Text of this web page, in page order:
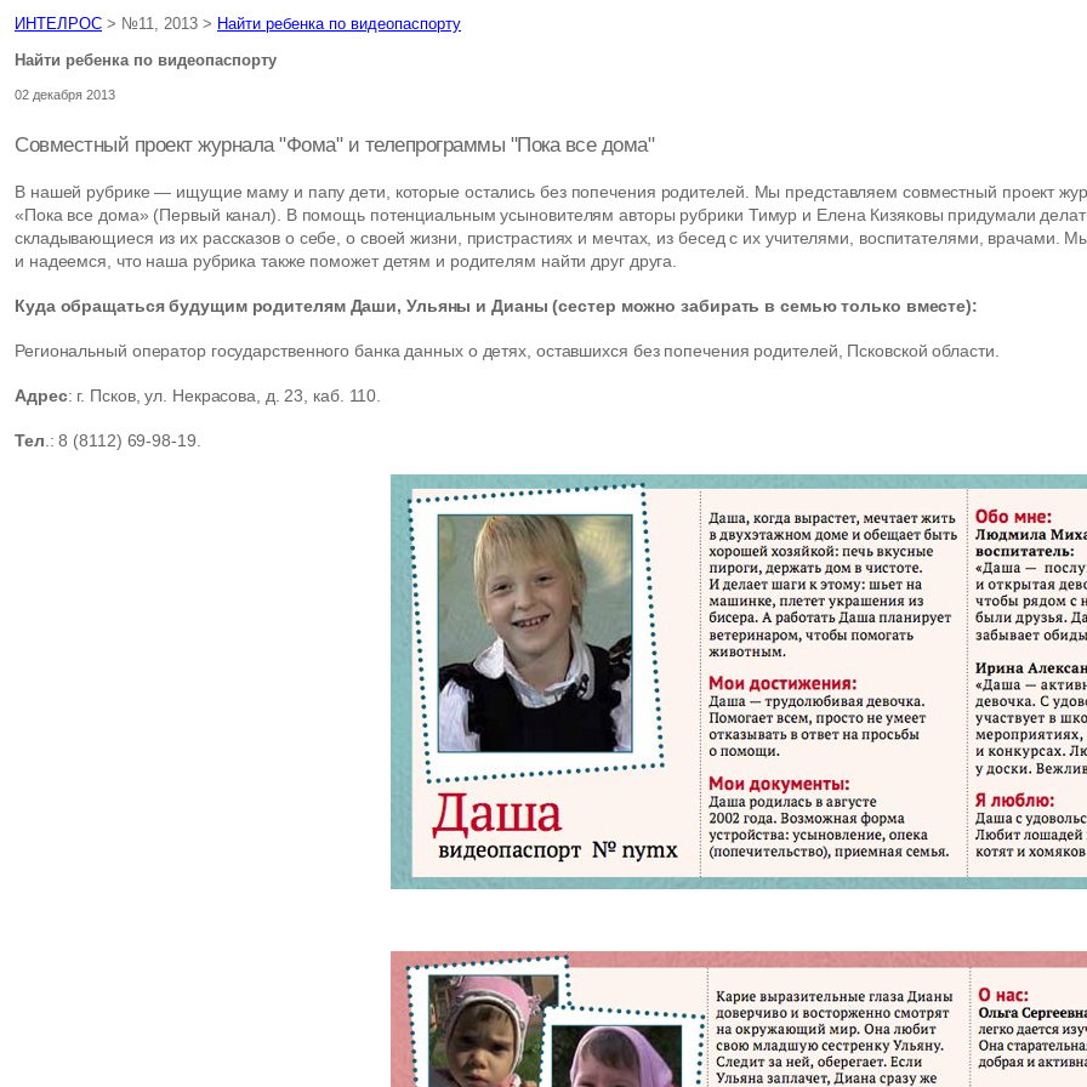
ИНТЕЛРОС > №11, 2013 > Найти ребенка по видеопаспорту
Найти ребенка по видеопаспорту
02 декабря 2013
Совместный проект журнала "Фома" и телепрограммы "Пока все дома"
В нашей рубрике — ищущие маму и папу дети, которые остались без попечения родителей. Мы представляем совместный проект
«Пока все дома» (Первый канал). В помощь потенциальным усыновителям авторы рубрики Тимур и Елена Кизяковы придумали
складывающиеся из их рассказов о себе, о своей жизни, пристрастиях и мечтах, из бесед с их учителями, воспитателями, врачами.
и надеемся, что наша рубрика также поможет детям и родителям найти друг друга.
Куда обращаться будущим родителям Даши, Ульяны и Дианы (сестер можно забирать в семью только вместе):
Региональный оператор государственного банка данных о детях, оставшихся без попечения родителей, Псковской области.
Адрес: г. Псков, ул. Некрасова, д. 23, каб. 110.
Тел .: 8 (8112) 69-98-19.